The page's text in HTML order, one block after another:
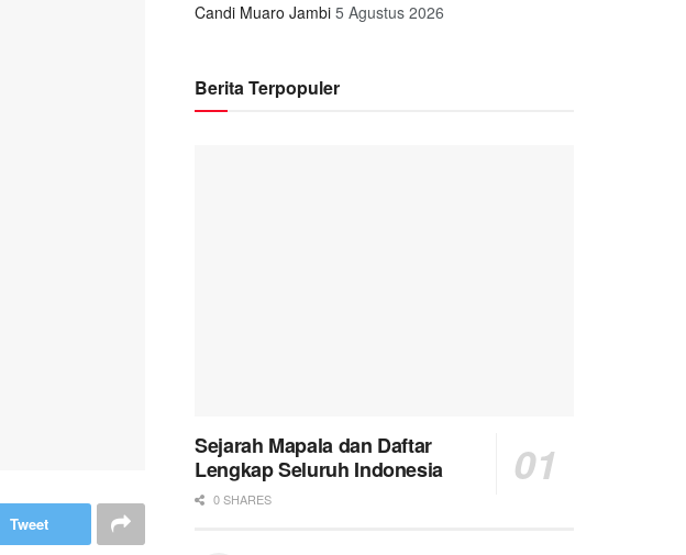
Tweet
Candi Muaro Jambi 5 Agustus 2026
Berita Terpopuler
Sejarah Mapala dan Daftar
Lengkap Seluruh Indonesia
0 SHARES